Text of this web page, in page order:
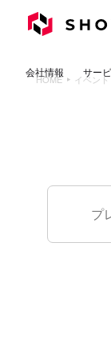
会社情報 サー
HOME イベン
プ